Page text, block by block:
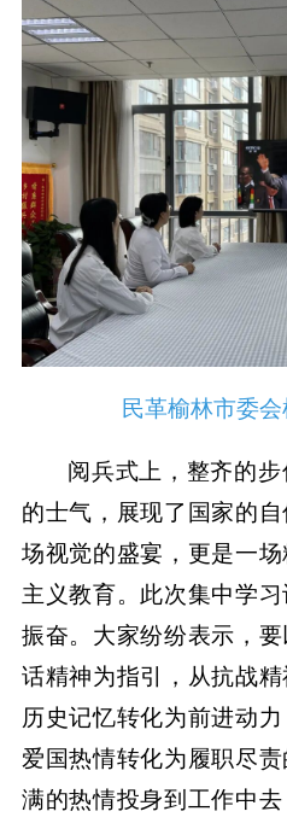
民革榆林市委
阅兵式上，整齐的
的士气，展现了国家的
场视觉的盛宴，更是一
主义教育。此次集中学
振奋。大家纷纷表示，
话精神为指引，从抗战
历史记忆转化为前进动
爱国热情转化为履职尽
满的热情投身到工作中